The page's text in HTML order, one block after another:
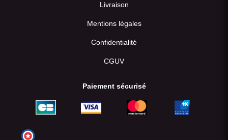
Livraison
Mentions légales
Confidentialité
CGUV
Paiement sécurisé